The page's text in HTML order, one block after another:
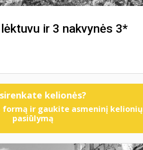
ir 3 nakvynės 3*
kelionės?
ir gaukite asmeninį kelionių
pasiūlymą